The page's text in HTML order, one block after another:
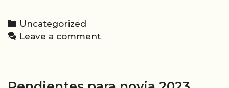
descubrir
el
Categories
Uncategorized
Leave a comment